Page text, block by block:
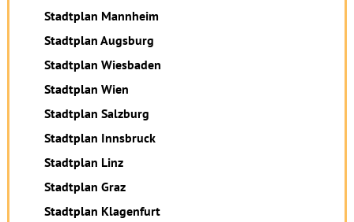
Stadtplan Mannheim
Stadtplan Augsburg
Stadtplan Wiesbaden
Stadtplan Wien
Stadtplan Salzburg
Stadtplan Innsbruck
Stadtplan Linz
Stadtplan Graz
Stadtplan Klagenfurt